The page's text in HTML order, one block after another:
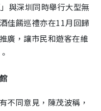
與深圳同時舉行大型無
佳餚巡禮亦在11月回歸
廣，讓市民和遊客在維
不同意見，陳茂波稱，